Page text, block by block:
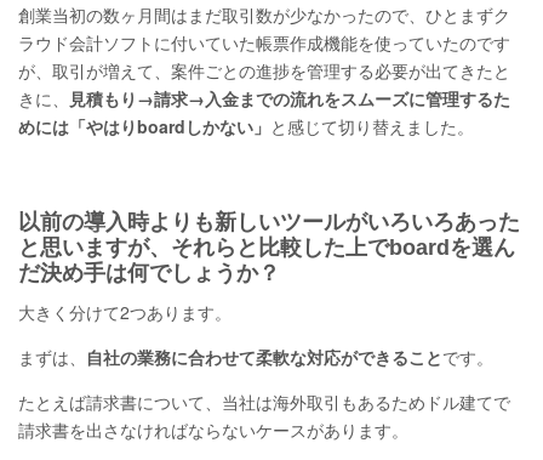
創業当初の数ヶ月間はまだ取引数が少なかったので、ひとまずク
ラウド会計ソフトに付いていた帳票作成機能を使っていたのです
が、取引が増えて、案件ごとの進捗を管理する必要が出てきたと
きに、
見積もり→請求→入金までの流れをスムーズに管理するた
めには「やはりboardしかない」 と感じて切り替えました。
以前の導入時よりも新しいツールがいろいろあった
と思いますが、それらと比較した上でboardを選ん
だ決め手は何でしょうか？
大きく分けて2つあります。
まずは、 自社の業務に合わせて柔軟な対応ができることです。
たとえば請求書について、当社は海外取引もあるためドル建てで
請求書を出さなければならないケースがあります。